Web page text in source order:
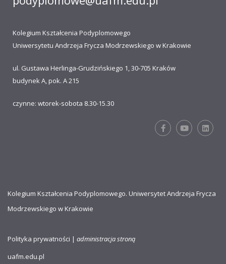
Kolegium Kształcenia Podyplomowego
Uniwersytetu Andrzeja Frycza Modrzewskiego w Krakowie
ul. Gustawa Herlinga-Grudzińskiego 1, 30-705 Kraków
budynek A, pok. A 215
czynne: wtorek-sobota 8.30-15.30
Kolegium Kształcenia Podyplomowego. Uniwersytet Andrzeja Frycza
Modrzewskiego w Krakowie
Polityka prywatności | administracja stroną
uafm.edu.pl